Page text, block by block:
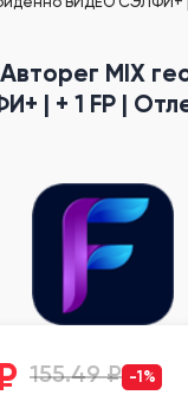
MIX
| + 1 FP |
155.49 ₽ -1%